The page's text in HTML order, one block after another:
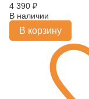
4 390 ₽
В наличии
В корзину